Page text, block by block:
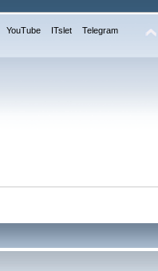
YouTube ITslet Telegram